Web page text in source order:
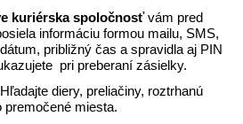
kuriérska spoločnosťvám pred
informáciu formou mailu, SMS,
približný čas a spravidla aj PIN
pri preberaní zásielky.
Hľadajte diery, preliačiny, roztrhanú
premočené miesta.